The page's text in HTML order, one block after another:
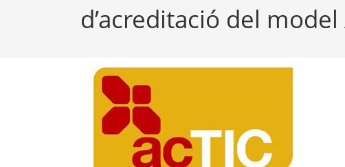
d’acreditació del model